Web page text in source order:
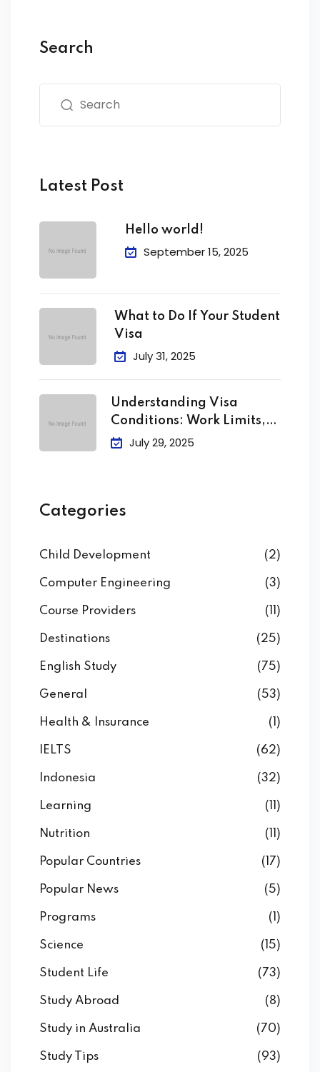
Search
Latest Post
Hello world!
September 15, 2025
What to Do If Your Student
Visa
July 31, 2025
Understanding Visa
Conditions: Work Limits,
Attendance &
July 29, 2025
Categories
Child Development (2)
Computer Engineering (3)
Course Providers (11)
Destinations (25)
English Study (75)
General (53)
Health & Insurance (1)
IELTS (62)
Indonesia (32)
Learning (11)
Nutrition (11)
Popular Countries (17)
Popular News (5)
Programs (1)
Science (15)
Student Life (73)
Study Abroad (8)
Study in Australia (70)
Study Tips (93)